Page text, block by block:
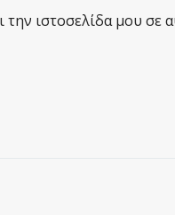
ιστοσελίδα μου σε